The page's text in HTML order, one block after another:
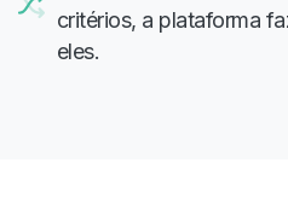
critérios, a plataforma
eles.